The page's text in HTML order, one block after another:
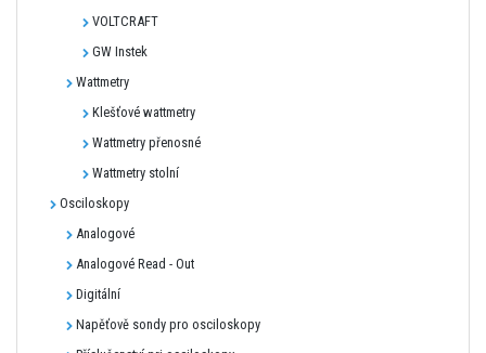
VOLTCRAFT
GW Instek
Wattmetry
Klešťové wattmetry
Wattmetry přenosné
Wattmetry stolní
Osciloskopy
Analogové
Analogové Read - Out
Digitální
Napěťově sondy pro osciloskopy